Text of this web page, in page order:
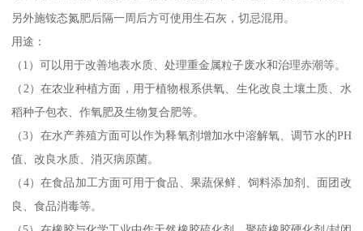
另外施铵态氮肥后隔一周后方可使用生石灰，切忌混用。
用途：
（1）可以用于改善地表水质、处理重金属粒子废水和治理赤潮等。
（2）在农业种植方面，用于植物根系供氧、生化改良土壤土质、水
稻种子包衣、作氧肥及生物复合肥等。
（3）在水产养殖方面可以作为释氧剂增加水中溶解氧、调节水的PH
值、改良水质、消灭病原菌。
（4）在食品加工方面可用于食品、果蔬保鲜、饲料添加剂、面团改
良、食品消毒等。